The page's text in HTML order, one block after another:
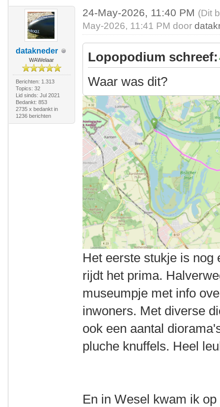
datakneder
WAWelaar
Berichten: 1.313
Topics: 32
Lid sinds: Jul 2021
Bedankt: 853
2735 x bedankt in
1236 berichten
24-May-2026, 11:40 PM (Dit
May-2026, 11:41 PM door
Lopopodium schreef:
Waar was dit?
Het eerste stukje is nog
rijdt het prima.
museumpje met info
inwoners. Met diverse
ook een aantal
pluche knuffels. Heel
En in Wesel kwam ik